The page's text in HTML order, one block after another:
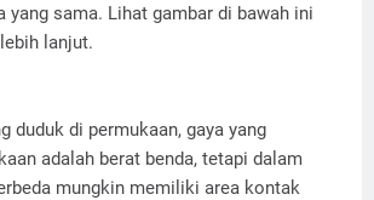
yang sama. Lihat gambar di bawah ini
lanjut.
duduk di permukaan, gaya yang
adalah berat benda, tetapi dalam
mungkin memiliki area kontak